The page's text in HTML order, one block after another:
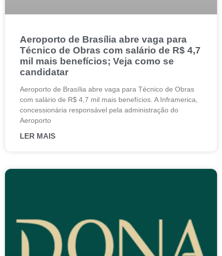
Aeroporto de Brasília abre vaga para
Técnico de Obras com salário de R$ 4,7
mil mais benefícios; Veja como se
candidatar
Aeroporto de Brasília abre vaga para Técnico de Obras
com salário de R$ 4,7 mil mais benefícios. A Inframerica,
concessionária responsável pela administração do
Aeroporto
LER MAIS